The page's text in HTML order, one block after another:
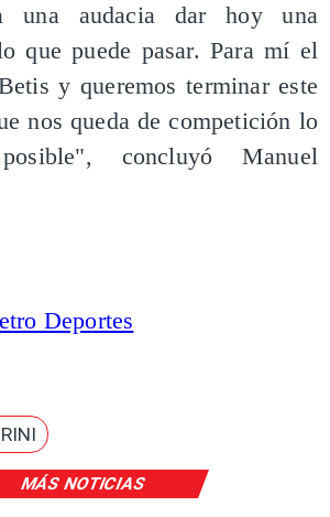
MÁS NOTICIAS
una audacia dar hoy una
que puede pasar. Para mí el
y queremos terminar este
nos queda de competición lo
concluyó Manuel
Deportes